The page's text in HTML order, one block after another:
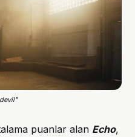
puanlar alan Echo,